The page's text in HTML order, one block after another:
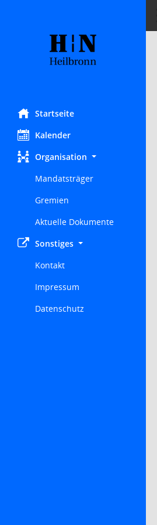
Startseite
Kalender
Organisation
Mandatsträger
Gremien
Aktuelle Dokumente
Sonstiges
Kontakt
Impressum
Datenschutz